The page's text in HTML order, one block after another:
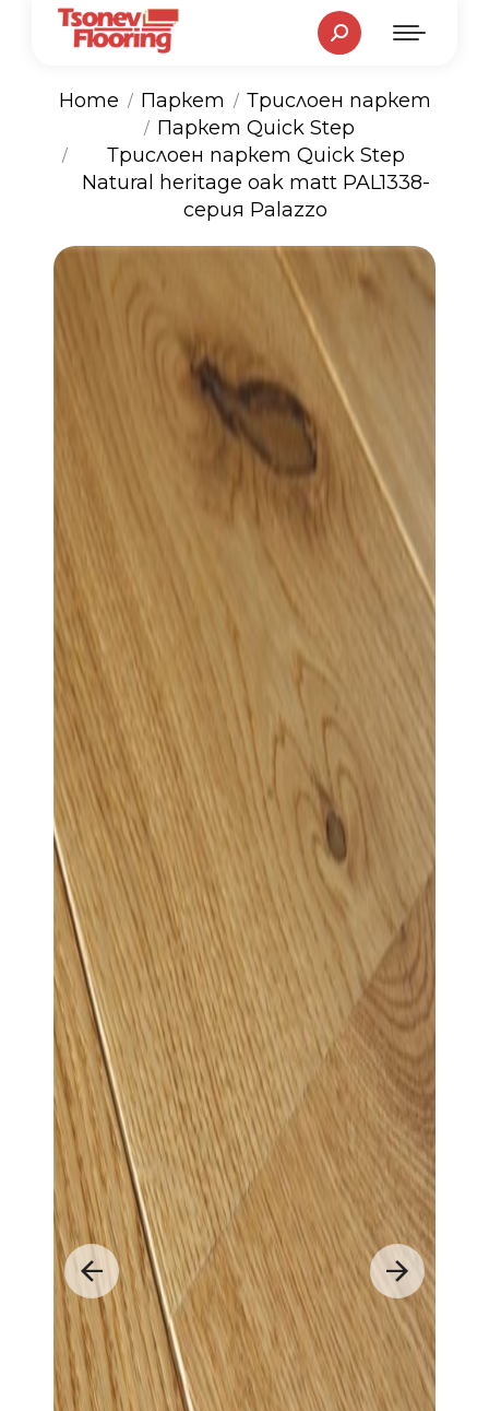
Search:
You are here:
Home Паркет
Трислоен паркет
Паркет Quick Step
Трислоен паркет Quick Step
Natural heritage oak matt PAL1338-
серия Palazzo